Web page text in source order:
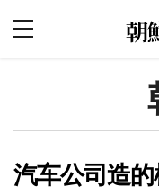
汽车公司造